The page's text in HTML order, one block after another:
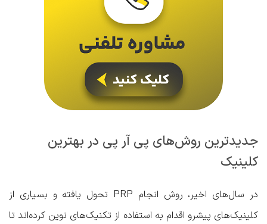
جدیدترین روش‌های پی آر پی در بهترین
کلینیک
در سال‌های اخیر، روش انجام PRP تحول یافته و بسیاری از
کلینیک‌های پیشرو اقدام به استفاده از تکنیک‌های نوین کرده‌اند تا